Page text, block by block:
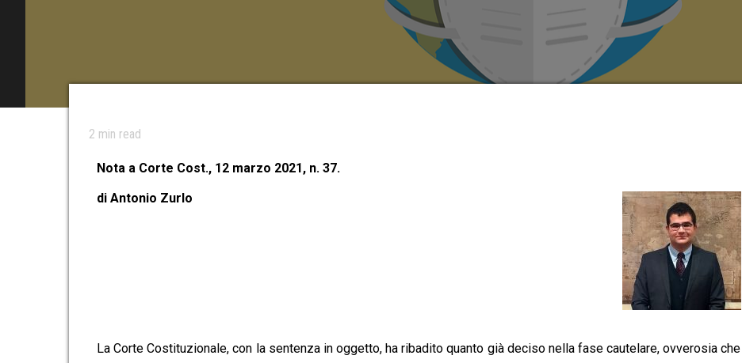
2 min read
Nota a Corte Cost., 12 marzo 2021, n. 37.
di Antonio Zurlo
La Corte Costituzionale, con la sentenza in oggetto, ha ribadito quanto già deciso nella fase cautelare, ovverosia che